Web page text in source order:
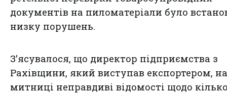
документів на пиломатеріали було
низку порушень.
З'ясувалося, що директор підприємства з
Рахівщини, який виступав експортером,
митниці неправдиві відомості щодо